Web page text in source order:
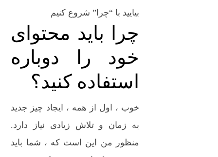
بیایید با “چرا” شروع کنیم
چرا باید محتوای
خود را دوباره
استفاده کنید؟
خوب ، اول از همه ، ایجاد چیز جدید
به زمان و تلاش زیادی نیاز دارد.
منظور من این است که ، شما باید